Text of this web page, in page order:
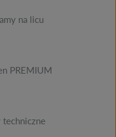
na licu
PREMIUM
techniczne